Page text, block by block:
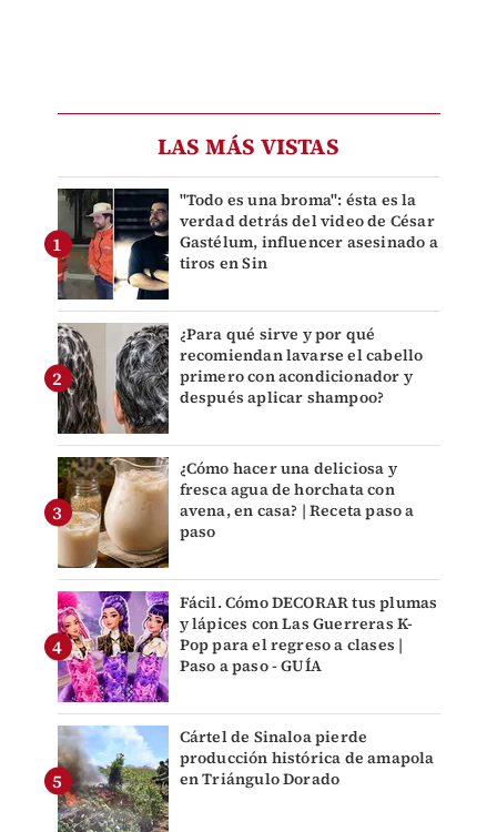
LAS MÁS VISTAS
"Todo es una broma": ésta es la
verdad detrás del video de César
Gastélum, influencer asesinado a
tiros en Sin
¿Para qué sirve y por qué
recomiendan lavarse el cabello
primero con acondicionador y
después aplicar shampoo?
¿Cómo hacer una deliciosa y
fresca agua de horchata con
avena, en casa? | Receta paso a
paso
Fácil. Cómo DECORAR tus plumas
y lápices con Las Guerreras K-
Pop para el regreso a clases |
Paso a paso - GUÍA
Cártel de Sinaloa pierde
producción histórica de amapola
en Triángulo Dorado